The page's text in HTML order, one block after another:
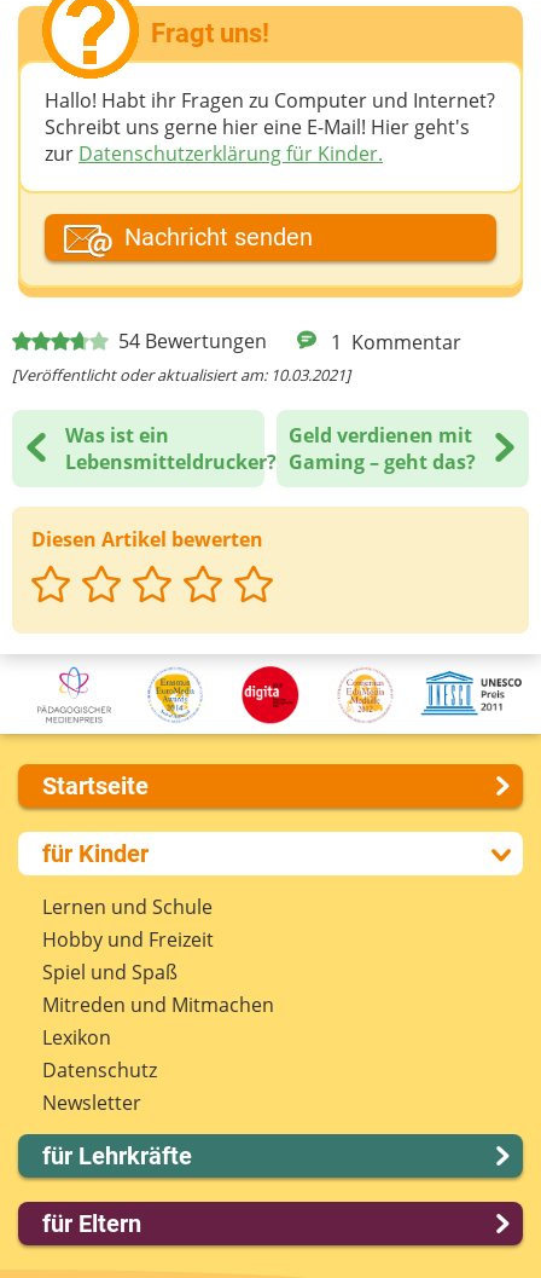
54 Bewertungen 1 Kommentar
[Veröffentlicht oder aktualisiert am: 10.03.2021]
Was ist ein
Lebensmitteldrucker?
Geld verdienen mit
Gaming – geht das?
Diesen Artikel bewerten
Fragt uns!
Hallo! Habt ihr Fragen zu Computer und Internet?
Schreibt uns gerne hier eine E-Mail! Hier geht's
zur Datenschutzerklärung für Kinder.
Dein Fantasiename
Deine E-Mail-Adresse (wenn du eine Antwort
möchtest)
Deine Nachricht
Nachricht senden
Startseite
Über uns
Presse
Kontakt
Impressum
Internet-ABC Sitemap
Barrierefreiheit
Länderprojekte
für Kinder
Lernen und Schule
Hobby und Freizeit
Spiel und Spaß
Mitreden und Mitmachen
Lexikon
Datenschutz
Newsletter
für Lehrkräfte
Lernmodule
Unterrichts­materialien
für Eltern